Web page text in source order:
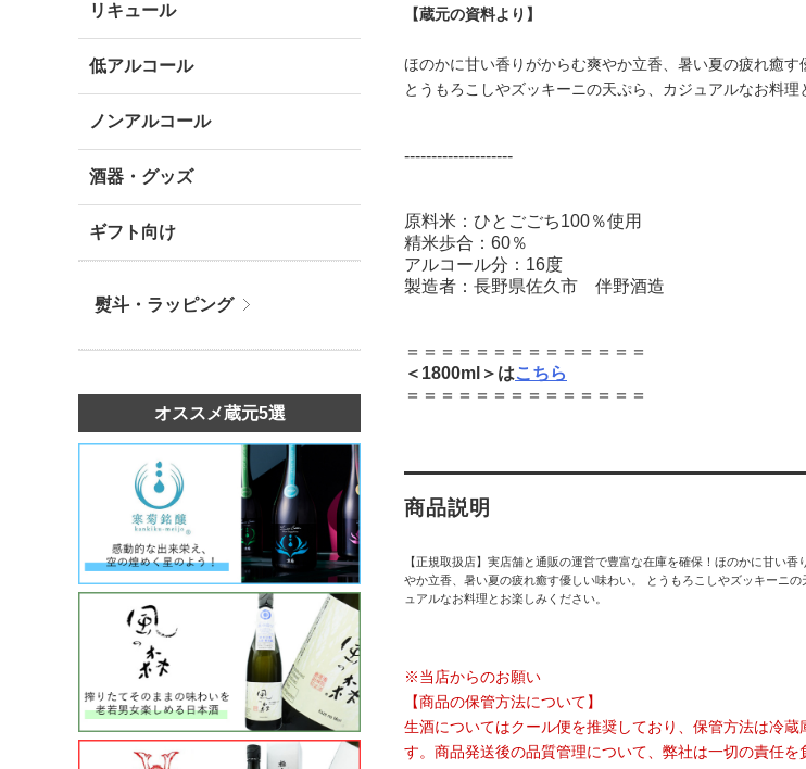
【蔵元の資料より】
ほのかに甘い香りがからむ爽やか立香、暑い夏の疲れ癒す
とうもろこしやズッキーニの天ぷら、カジュアルなお料理
--------------------
原料米：ひとごごち100％使用
精米歩合：60％
アルコール分：16度
製造者：長野県佐久市 伴野酒造
＝＝＝＝＝＝＝＝＝＝＝＝＝＝
＜1800ml＞はこちら
＝＝＝＝＝＝＝＝＝＝＝＝＝＝
商品説明
【正規取扱店】実店舗と通販の運営で豊富な在庫を確保！ほのかに甘い香
やか立香、暑い夏の疲れ癒す優しい味わい。 とうもろこしやズッキーニの
ュアルなお料理とお楽しみください。
※当店からのお願い
【商品の保管方法について】
生酒についてはクール便を推奨しており、保管方法は冷
す。商品発送後の品質管理について、弊社は一切の責任を
リキュール
低アルコール
ノンアルコール
酒器・グッズ
ギフト向け
熨斗・ラッピング
オススメ蔵元5選